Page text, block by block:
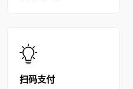
扫码支付